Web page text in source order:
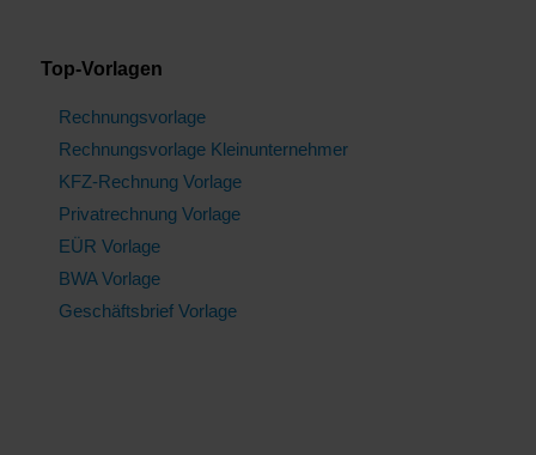
Top-Vorlagen
Rechnungsvorlage
Rechnungsvorlage Kleinunternehmer
KFZ-Rechnung Vorlage
Privatrechnung Vorlage
EÜR Vorlage
BWA Vorlage
Geschäftsbrief Vorlage